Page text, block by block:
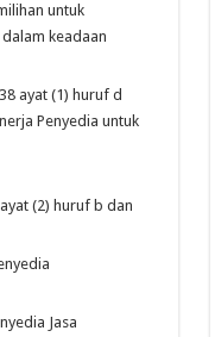
untuk
keadaan
ayat (1) huruf d
Penyedia untuk
(2) huruf b dan
Jasa